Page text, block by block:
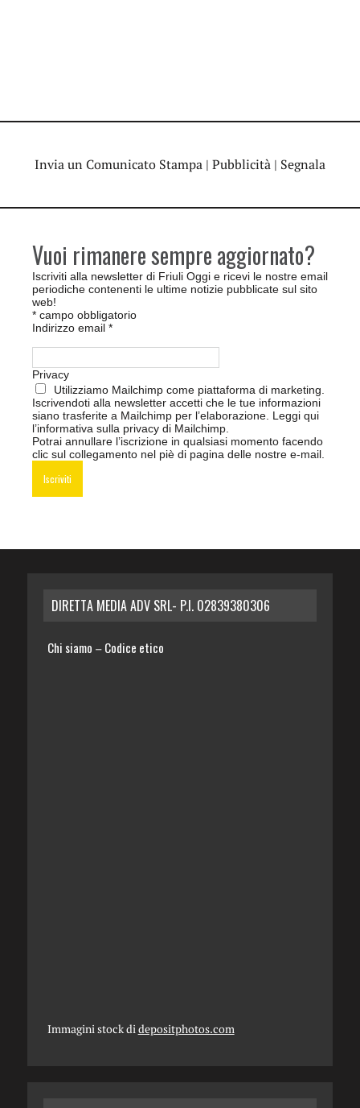
Invia un Comunicato Stampa | Pubblicità | Segnala
Vuoi rimanere sempre aggiornato?
Iscriviti alla newsletter di Friuli Oggi e ricevi le nostre email
periodiche contenenti le ultime notizie pubblicate sul sito
web!
* campo obbligatorio
Indirizzo email *
Privacy
Utilizziamo Mailchimp come piattaforma di marketing.
Iscrivendoti alla newsletter accetti che le tue informazioni
siano trasferite a Mailchimp per l’elaborazione. Leggi qui
l’informativa sulla privacy di Mailchimp.
Potrai annullare l’iscrizione in qualsiasi momento facendo
clic sul collegamento nel piè di pagina delle nostre e-mail.
DIRETTA MEDIA ADV SRL- P.I. 02839380306
Chi siamo – Codice etico
Immagini stock didepositphotos.com